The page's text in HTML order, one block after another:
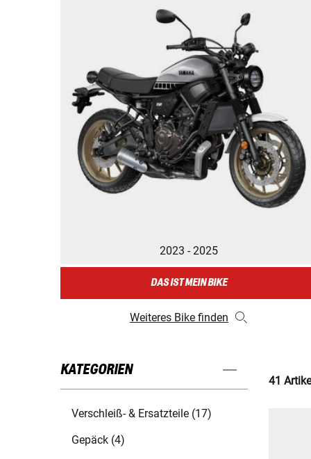
2023 - 2025
DAS IST MEIN BIKE
Weiteres Bike finden
KATEGORIEN
Verschleiß- & Ersatzteile (17)
Gepäck (4)
41